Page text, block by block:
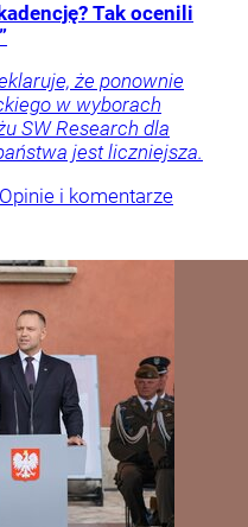
Tak ocenili
że ponownie
w wyborach
SW Research dla
jest liczniejsza.
Opinie i komentarze